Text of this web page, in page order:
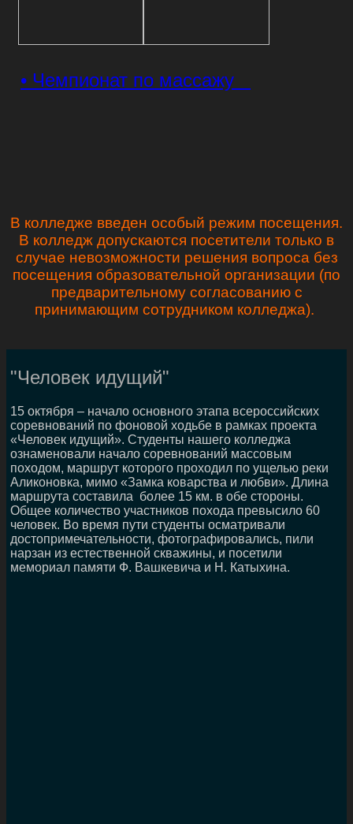
• Чемпионат по массажу
В колледже введен особый режим посещения.
В колледж допускаются посетители только в
случае невозможности решения вопроса без
посещения образовательной организации (по
предварительному согласованию с
принимающим сотрудником колледжа).
"Человек идущий"
15 октября – начало основного этапа всероссийских
соревнований по фоновой ходьбе в рамках проекта
«Человек идущий». Студенты нашего колледжа
ознаменовали начало соревнований массовым
походом, маршрут которого проходил по ущелью реки
Аликоновка, мимо «Замка коварства и любви». Длина
маршрута составила более 15 км. в обе стороны.
Общее количество участников похода превысило 60
человек. Во время пути студенты осматривали
достопримечательности, фотографировались, пили
нарзан из естественной скважины, и посетили
мемориал памяти Ф. Вашкевича и Н. Катыхина.